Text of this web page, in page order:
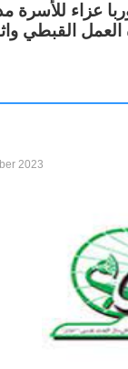
عزاء للأسرة
العمل القبطي
2023